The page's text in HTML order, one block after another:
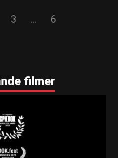
3 … 6
filmer